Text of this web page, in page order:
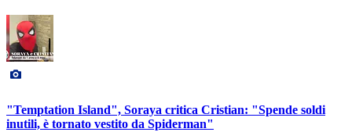
"Temptation Island", Soraya critica Cristian: "Spende soldi
inutili, è tornato vestito da Spiderman"